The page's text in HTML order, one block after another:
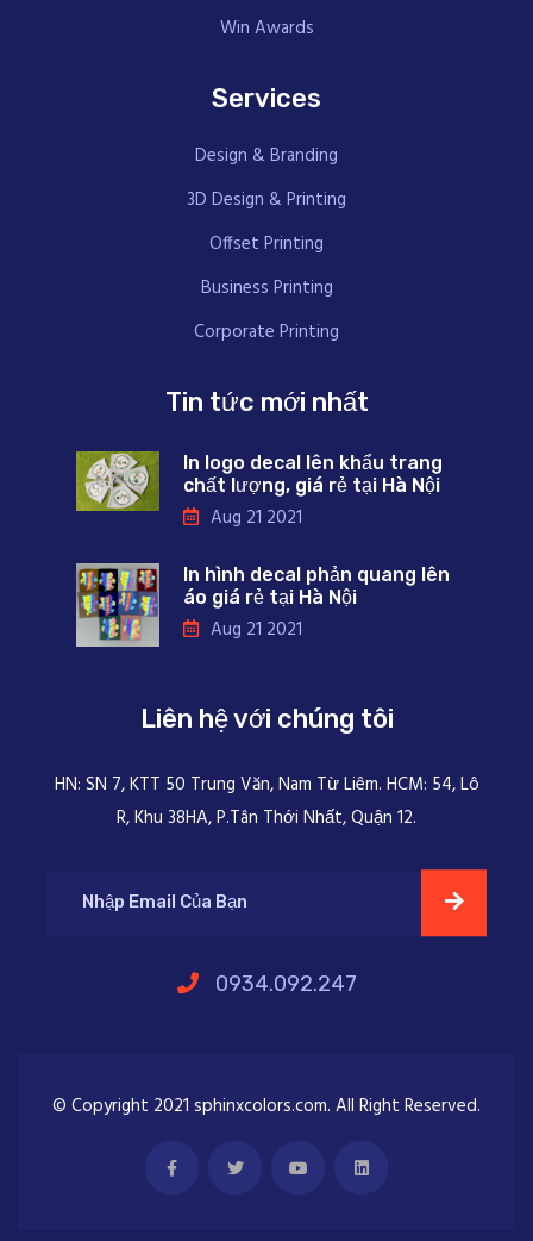
Win Awards
Services
Design & Branding
3D Design & Printing
Offset Printing
Business Printing
Corporate Printing
Tin tức mới nhất
In logo decal lên khẩu trang
chất lượng, giá rẻ tại Hà Nội
Aug 21 2021
In hình decal phản quang lên
áo giá rẻ tại Hà Nội
Aug 21 2021
Liên hệ với chúng tôi
HN: SN 7, KTT 50 Trung Văn, Nam Từ Liêm. HCM: 54, Lô
R, Khu 38HA, P.Tân Thới Nhất, Quận 12.
0934.092.247
© Copyright 2021 sphinxcolors.com. All Right Reserved.